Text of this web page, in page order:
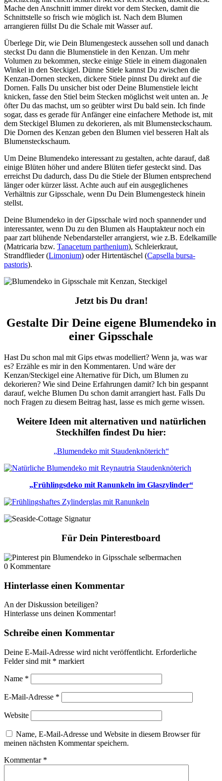
Mache den Anschnitt immer direkt vor dem Stecken, damit die
Schnittstelle so frisch wie möglich ist. Nach dem Blumen
arrangieren füllst Du die Schale mit Wasser auf.
Überlege Dir, wie Dein Blumengesteck aussehen soll und danach
steckst Du dann die Blumenstiele in den Kenzan. Um mehr
Volumen zu bekommen, stecke einige Stiele in einem diagonalen
Winkel in den Steckigel. Dünne Stiele kannst Du zwischen die
Kenzan-Dornen stecken, dickere Stiele pinnst Du direkt auf die
Dornen. Falls Du unsicher bist oder Deine Blumenstiele leicht
knicken, fasse den Stiel beim Stecken möglichst weit unten an. Je
öfter Du das machst, um so geübter wirst Du bald sein. Ich finde
sogar, dass es gerade für Anfänger eine einfachere Methode ist, mit
dem Steckigel Blumen zu dekorieren, als mit Blumensteckschaum.
Die Dornen des Kenzan geben den Blumen viel besseren Halt als
Blumensteckschaum.
Um Deine Blumendeko interessant zu gestalten, achte darauf, daß
einige Blüten höher und andere Blüten tiefer gesteckt sind. Das
erreichst Du dadurch, dass Du die Stiele der Blumen entsprechend
länger oder kürzer lässt. Achte auch auf ein ausgeglichenes
Verhältnis zur Gipsschale, wenn Du Dein Blumengesteck hinein
stellst.
Deine Blumendeko in der Gipsschale wird noch spannender und
interessanter, wenn Du zu den Blumen als Hauptakteur noch ein
paar zart blühende Nebendarsteller arrangierst, wie z.B. Edelkamille
(Matricaria bzw. Tanacetum parthenium), Schleierkraut,
Strandflieder (Limonium) oder Hirtentäschel (Capsella bursa-
pastoris).
Jetzt bis Du dran!
Gestalte Dir Deine eigene Blumendeko in
einer Gipsschale
Hast Du schon mal mit Gips etwas modelliert? Wenn ja, was war
es? Erzähle es mir in den Kommentaren. Und wäre der
Kenzan/Steckigel eine Alternative für Dich, um Blumen zu
dekorieren? Wie sind Deine Erfahrungen damit? Ich bin gespannt
darauf, welche Blumen Du schon damit arrangiert hast. Falls Du
noch Fragen zu diesem Beitrag hast, lasse es mich gerne wissen.
Weitere Ideen mit alternativen und natürlichen
Steckhilfen findest Du hier:
„Blumendeko mit Staudenknöterich“
„Frühlingsdeko mit Ranunkeln im Glaszylinder“
Für Dein Pinterestboard
0 Kommentare
Hinterlasse einen Kommentar
An der Diskussion beteiligen?
Hinterlasse uns deinen Kommentar!
Schreibe einen Kommentar
Deine E-Mail-Adresse wird nicht veröffentlicht. Erforderliche
Felder sind mit * markiert
Name *
E-Mail-Adresse *
Website
Name, E-Mail-Adresse und Website in diesem Browser für
meinen nächsten Kommentar speichern.
Kommentar *